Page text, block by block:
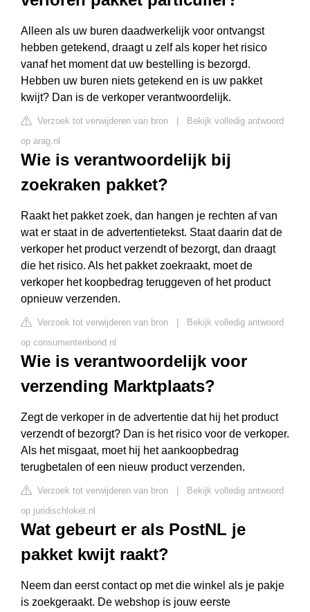
Alleen als uw buren daadwerkelijk voor ontvangst
hebben getekend, draagt u zelf als koper het risico
vanaf het moment dat uw bestelling is bezorgd.
Hebben uw buren niets getekend en is uw pakket
kwijt? Dan is de verkoper verantwoordelijk.
Verzoek tot verwijderen van bron
Bekijk volledig antwoord
op arag.nl
Wie is verantwoordelijk bij
zoekraken pakket?
Raakt het pakket zoek, dan hangen je rechten af van
wat er staat in de advertentietekst. Staat daarin dat de
verkoper het product verzendt of bezorgt, dan draagt
die het risico. Als het pakket zoekraakt, moet de
verkoper het koopbedrag teruggeven of het product
opnieuw verzenden.
Verzoek tot verwijderen van bron
Bekijk volledig antwoord
op consumentenbond.nl
Wie is verantwoordelijk voor
verzending Marktplaats?
Zegt de verkoper in de advertentie dat hij het product
verzendt of bezorgt? Dan is het risico voor de verkoper.
Als het misgaat, moet hij het aankoopbedrag
terugbetalen of een nieuw product verzenden.
Verzoek tot verwijderen van bron
Bekijk volledig antwoord
op juridischloket.nl
Wat gebeurt er als PostNL je
pakket kwijt raakt?
Neem dan eerst contact op met die winkel als je pakje
is zoekgeraakt. De webshop is jouw eerste